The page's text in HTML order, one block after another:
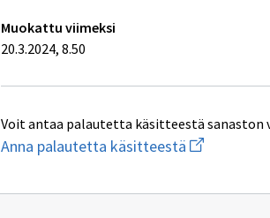
Muokattu viimeksi
20.3.2024, 8.50
Voit antaa palautetta käsitteestä sanaston
Anna palautetta käsitteestä Aloita
uuden
kirjoitus